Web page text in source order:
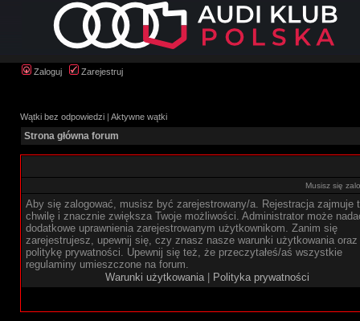
Zaloguj Zarejestruj
Wątki bez odpowiedzi | Aktywne wątki
Strona główna forum
Musisz się
Aby się zalogować, musisz być zarejestrowany/a. Rejestracja zajmuje
chwilę i znacznie zwiększa Twoje możliwości. Administrator może
dodatkowe uprawnienia zarejestrowanym użytkownikom. Zanim się
zarejestrujesz, upewnij się, czy znasz nasze warunki użytkowania oraz
politykę prywatności. Upewnij się też, że przeczytałeś/aś wszystkie
regulaminy umieszczone na forum.
Warunki użytkowania| Polityka prywatności